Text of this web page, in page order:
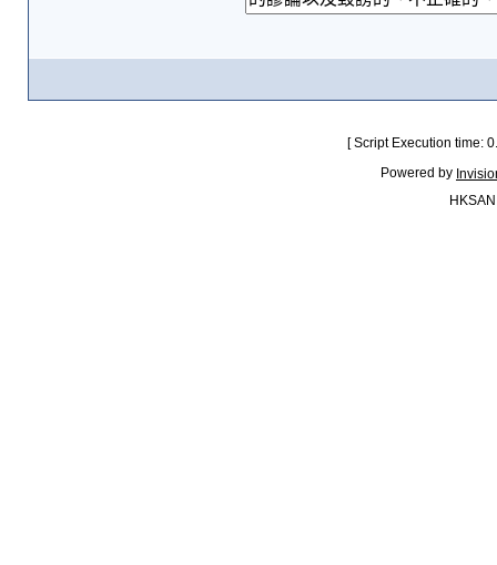
[ Script Execution time:
Powered by